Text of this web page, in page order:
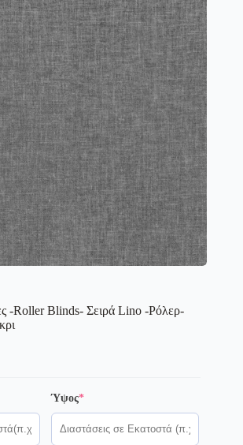
-Roller Blinds- Σειρά Lino -Ρόλερ-
Ύψος*(required)